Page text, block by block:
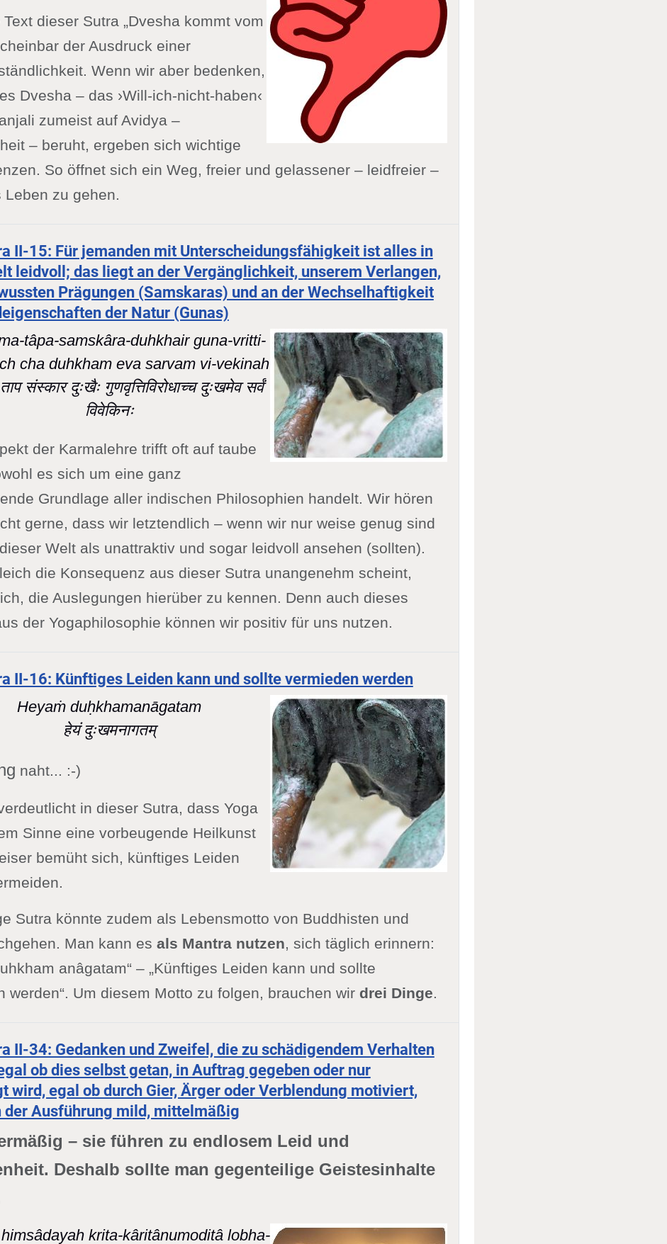
dieser Sutra „Dvesha kommt vom
der Ausdruck einer
Wenn wir aber bedenken,
Dvesha – das ›Will-ich-nicht-haben‹
zumeist auf Avidya –
– beruht, ergeben sich wichtige
So öffnet sich ein Weg, freier und gelassener – leidfreier –
Leben zu gehen.
II-15: Für jemanden mit Unterscheidungsfähigkeit ist alles in
leidvoll; das liegt an der Vergänglichkeit, unserem Verlangen,
Prägungen (Samskaras) und an der Wechselhaftigkeit
der Natur (Gunas)
tâpa-samskâra-duhkhair guna-vritti-
cha duhkham eva sarvam vi-vekinah
संस्कार दुःखैः गुणवृत्तिविरोधाच्च दुःखमेव सर्वं
विवेकिनः
der Karmalehre trifft oft auf taube
es sich um eine ganz
Grundlage aller indischen Philosophien handelt. Wir hören
gerne, dass wir letztendlich – wenn wir nur weise genug sind
Welt als unattraktiv und sogar leidvoll ansehen (sollten).
die Konsequenz aus dieser Sutra unangenehm scheint,
die Auslegungen hierüber zu kennen. Denn auch dieses
der Yogaphilosophie können wir positiv für uns nutzen.
II-16: Künftiges Leiden kann und sollte vermieden werden
Heyaṁ duḥkhamanāgatam
हेयं दुःखमनागतम्
naht... :-)
in dieser Sutra, dass Yoga
Sinne eine vorbeugende Heilkunst
bemüht sich, künftiges Leiden
Sutra könnte zudem als Lebensmotto von Buddhisten und
Man kann es als Mantra nutzen, sich täglich erinnern:
anâgatam“ – „Künftiges Leiden kann und sollte
werden“. Um diesem Motto zu folgen, brauchen wir drei Dinge.
II-34: Gedanken und Zweifel, die zu schädigendem Verhalten
ob dies selbst getan, in Auftrag gegeben oder nur
wird, egal ob durch Gier, Ärger oder Verblendung motiviert,
der Ausführung mild, mittelmäßig
– sie führen zu endlosem Leid und
Deshalb sollte man gegenteilige Geistesinhalte
krita-kâritânumoditâ lobha-